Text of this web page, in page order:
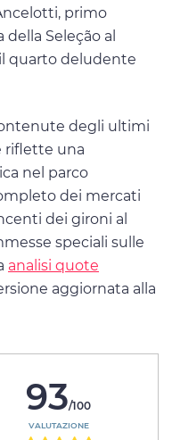
primo
Seleção al
quarto deludente
degli ultimi
riflette una
nel parco
dei mercati
dei gironi al
speciali sulle
analisi quote
aggiornata alla
93/100
VALUTAZIONE